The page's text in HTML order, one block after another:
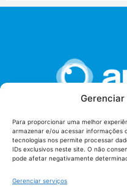
Para proporcionar uma melhor
armazenar e/ou acessar informações
tecnologias nos permite processar
IDs exclusivos neste site. O não
pode afetar negativamente
Gerenciar serviços
União dos Auditores
Setor de Administração
Tribunal de Contas da